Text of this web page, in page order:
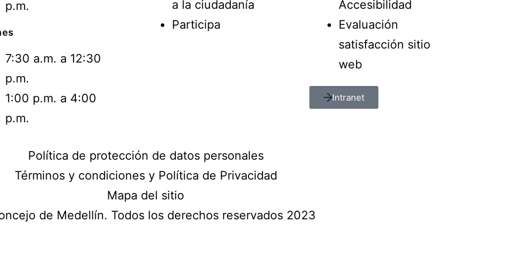
p.m.
7:30 a.m. a 12:30
p.m.
1:00 p.m. a 4:00
p.m.
a la ciudadanía
Participa
Accesibilidad
Evaluación
satisfacción sitio
web
Intranet
Política de protección de datos personales
Términos y condiciones y Política de Privacidad
Mapa del sitio
de Medellín. Todos los derechos reservados 2023